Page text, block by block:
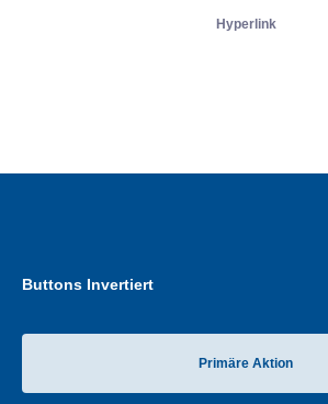
Hyperlink
Buttons Invertiert
Primäre Aktion